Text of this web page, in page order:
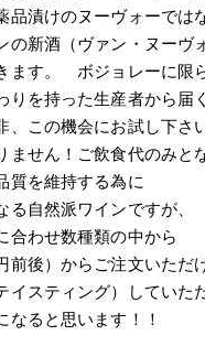
品漬けのヌーヴォーでは
の新酒（ヴァン・ヌーヴ
ます。 ボジョレーに限
りを持った生産者から届
、この機会にお試し下さ
ません！ご飲食代のみと
質を維持する為に
自然派ワインですが、
合わせ数種類の中から
前後）からご注文いただ
イスティング）していた
なると思います！！